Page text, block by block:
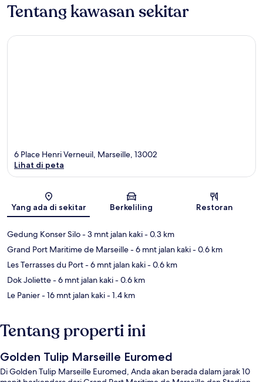
Tentang kawasan sekitar
Peta
6 Place Henri Verneuil, Marseille, 13002
Lihat di peta
Yang ada di sekitar Berkeliling Restoran
Gedung Konser Silo- 3 mnt jalan kaki- 0.3 km
Grand Port Maritime de Marseille- 6 mnt jalan kaki- 0.6 km
Les Terrasses du Port- 6 mnt jalan kaki- 0.6 km
Dok Joliette- 6 mnt jalan kaki- 0.6 km
Le Panier- 16 mnt jalan kaki- 1.4 km
Tentang properti ini
Golden Tulip Marseille Euromed
Di Golden Tulip Marseille Euromed, Anda akan berada dalam jarak 10